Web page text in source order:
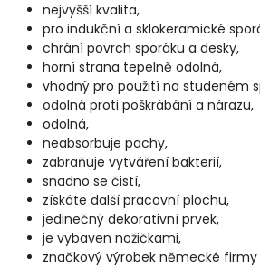
nejvyšší kvalita,
pro indukční a sklokeramické
chrání povrch sporáku a desky,
horní strana tepelně odolná,
vhodný pro použití na studeném
odolná proti poškrábání a nárazu,
odolná,
neabsorbuje pachy,
zabraňuje vytváření bakterií,
snadno se čistí,
získáte další pracovní plochu,
jedinečný dekorativní prvek,
je vybaven nožičkami,
značkový výrobek německé firmy